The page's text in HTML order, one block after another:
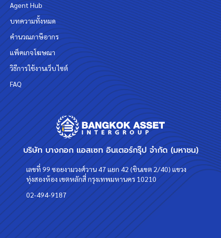
บริษัท บางกอก แอสเซท อินเตอร์กรุ๊ป จำกัด (มหาชน)
เลขที่ 99 ซอยงามวงศ์วาน 47 แยก 42 (ชินเขต 2/40) แขวง
ทุ่งสองห้อง เขตหลักสี่ กรุงเทพมหานคร 10210
02-494-9187
Agent Hub
บทความทั้งหมด
คำนวณภาษีอากร
แพ็คเกจโฆษณา
วิธีการใช้งานเว็บไซต์
FAQ